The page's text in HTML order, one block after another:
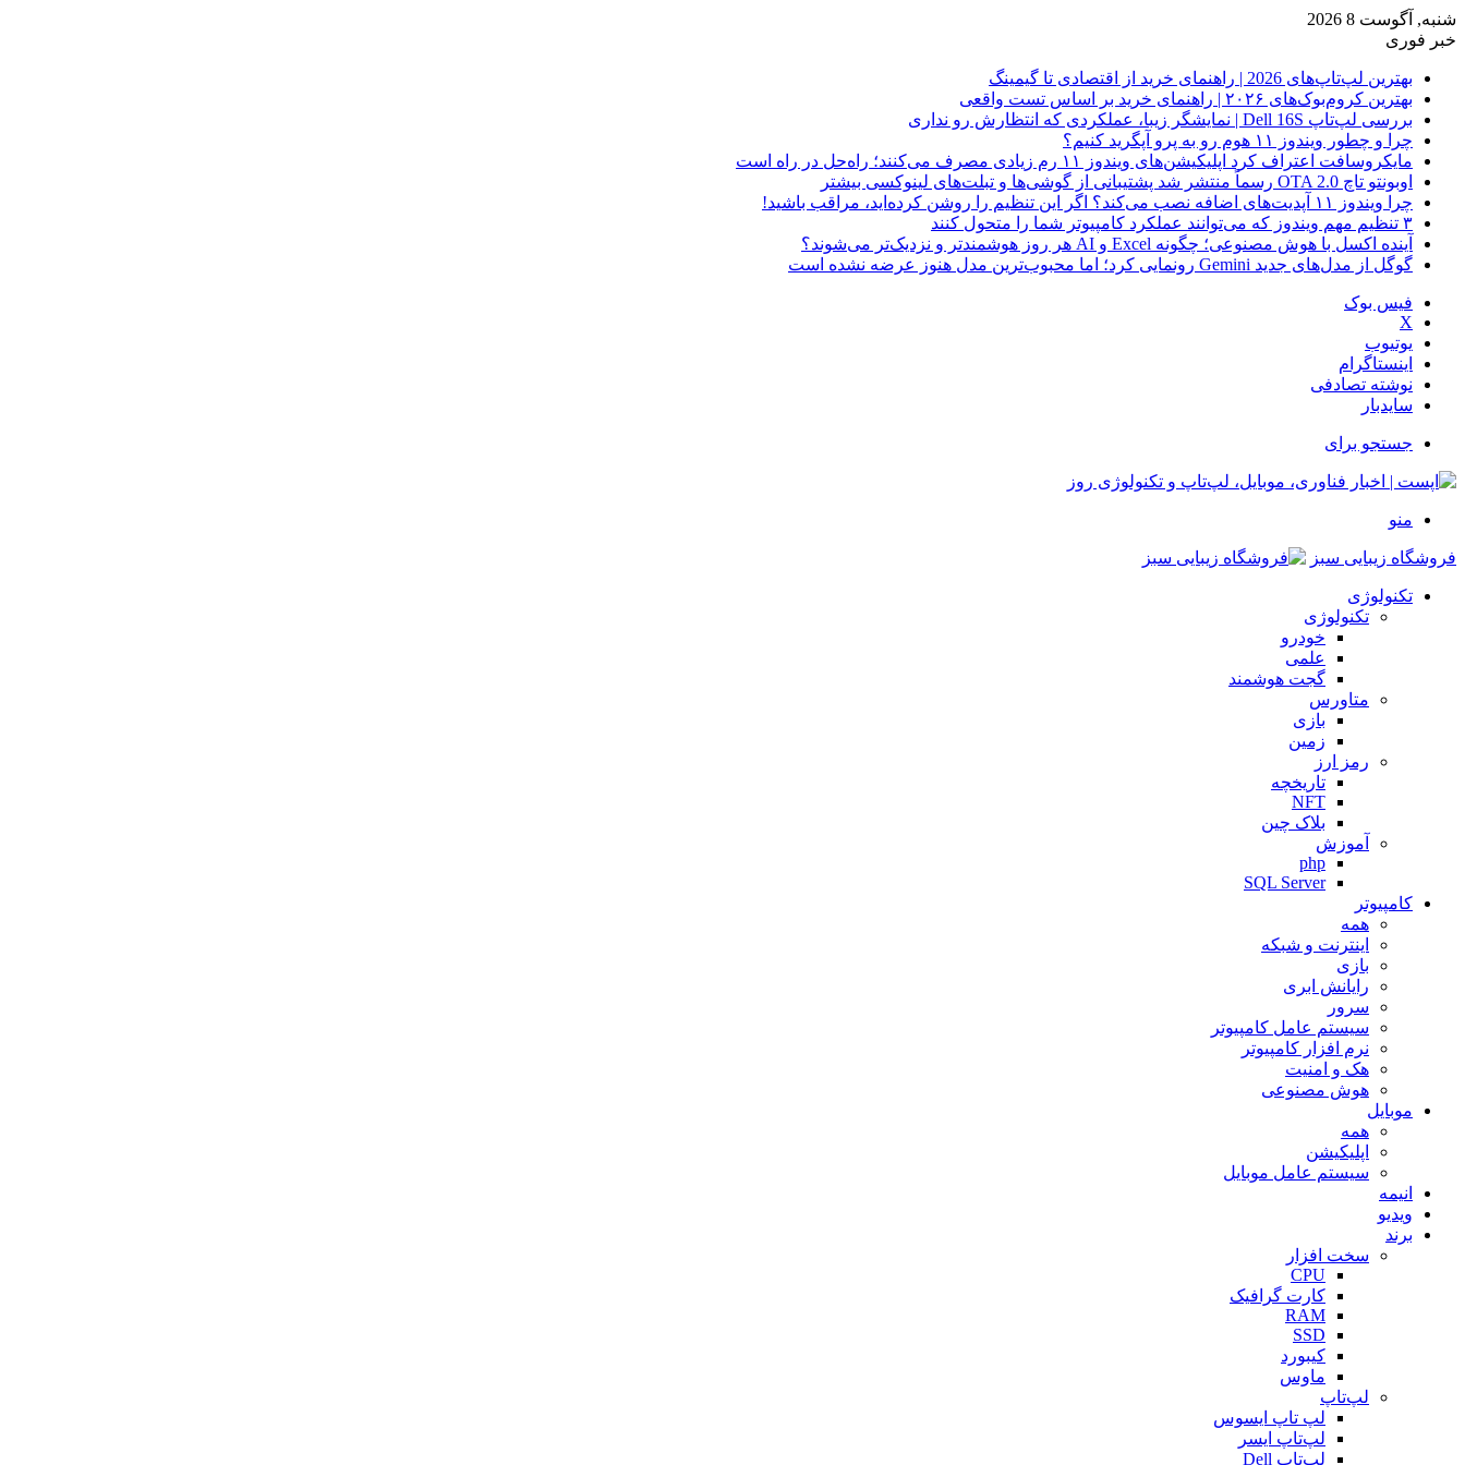
شنبه, آگوست 8 2026
خبر فوری
بهترین لپ‌تاپ‌های 2026 | راهنمای خرید از اقتصادی تا گیمینگ
بهترین کروم‌بوک‌های ۲۰۲۶ | راهنمای خرید بر اساس تست واقعی
بررسی لپ‌تاپ Dell 16S | نمایشگر زیبا، عملکردی که انتظارش رو نداری
چرا و چطور ویندوز ۱۱ هوم رو به پرو آپگرید کنیم؟
مایکروسافت اعتراف کرد اپلیکیشن‌های ویندوز ۱۱ رم زیادی مصرف می‌کنند؛ راه‌حل در راه است
اوبونتو تاچ OTA 2.0 رسماً منتشر شد پشتیبانی از گوشی‌ها و تبلت‌های لینوکسی بیشتر
چرا ویندوز ۱۱ آپدیت‌های اضافه نصب می‌کند؟ اگر این تنظیم را روشن کرده‌اید، مراقب باشید!
۳ تنظیم مهم ویندوز که می‌توانند عملکرد کامپیوتر شما را متحول کنند
آینده اکسل با هوش مصنوعی؛ چگونه Excel و AI هر روز هوشمندتر و نزدیک‌تر می‌شوند؟
گوگل از مدل‌های جدید Gemini رونمایی کرد؛ اما محبوب‌ترین مدل هنوز عرضه نشده است
فیس بوک
X
یوتیوب
اینستاگرام
نوشته تصادفی
سایدبار
جستجو برای
منو
فروشگاه زیبایی سبز
تکنولوژی
تکنولوژی
خودرو
علمی
گجت هوشمند
متاورس
بازی
زمین
رمز ارز
تاریخچه
NFT
بلاک چین
آموزش
php
SQL Server
کامپیوتر
همه
اینترنت و شبکه
بازی
رایانش ابری
سرور
سیستم عامل کامپیوتر
نرم افزار کامپیوتر
هک و امنیت
هوش مصنوعی
موبایل
همه
اپلیکیشن
سیستم عامل موبایل
انیمه
ویدیو
برند
سخت افزار
CPU
کارت گرافیک
RAM
SSD
کیبورد
ماوس
لپ‌تاپ
لپ تاپ ایسوس
لپ‌تاپ ایسر
لپ‌تاپ Dell